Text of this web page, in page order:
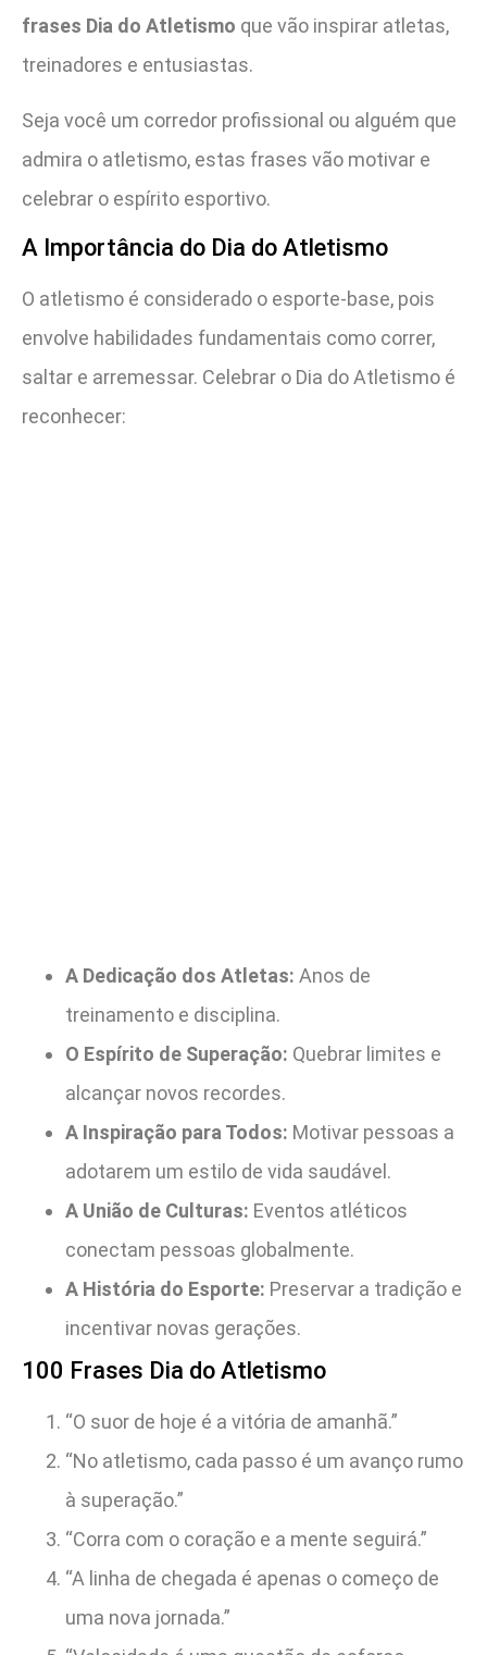
frases Dia do Atletismo que vão inspirar atletas,
treinadores e entusiastas.
Seja você um corredor profissional ou alguém que
admira o atletismo, estas frases vão motivar e
celebrar o espírito esportivo.
A Importância do Dia do Atletismo
O atletismo é considerado o esporte-base, pois
envolve habilidades fundamentais como correr,
saltar e arremessar. Celebrar o Dia do Atletismo é
reconhecer:
A Dedicação dos Atletas: Anos de
treinamento e disciplina.
O Espírito de Superação: Quebrar limites e
alcançar novos recordes.
A Inspiração para Todos: Motivar pessoas a
adotarem um estilo de vida saudável.
A União de Culturas: Eventos atléticos
conectam pessoas globalmente.
A História do Esporte: Preservar a tradição e
incentivar novas gerações.
100 Frases Dia do Atletismo
“O suor de hoje é a vitória de amanhã.”
“No atletismo, cada passo é um avanço rumo
à superação.”
“Corra com o coração e a mente seguirá.”
“A linha de chegada é apenas o começo de
uma nova jornada.”